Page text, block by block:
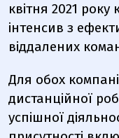
квітня 2021 року
інтенсив з
віддалених
Для обох
дистанційної
успішної